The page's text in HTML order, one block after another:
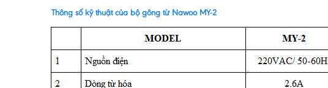
Thông số kỹ thuật của bộ gông từ Nawoo MY-2